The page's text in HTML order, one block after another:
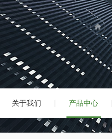
关于我们 产品中心